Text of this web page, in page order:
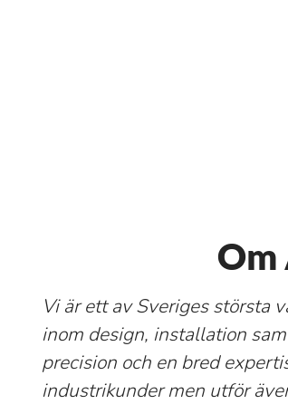
Om
Vi är ett av Sveriges största
inom design, installation
precision och en bred
industrikunder men utför